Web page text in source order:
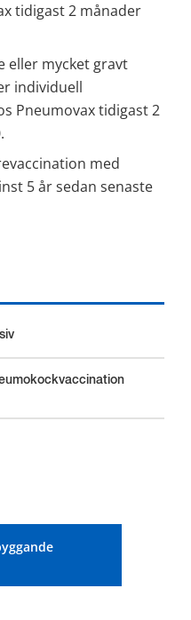
tidigast 2 månader
eller mycket gravt
individuell
Pneumovax tidigast 2
med
5 år sedan senaste